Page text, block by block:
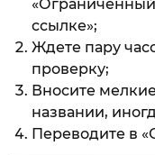
ссылке»;
Ждете пару
проверку;
Вносите
названии,
Переводите в